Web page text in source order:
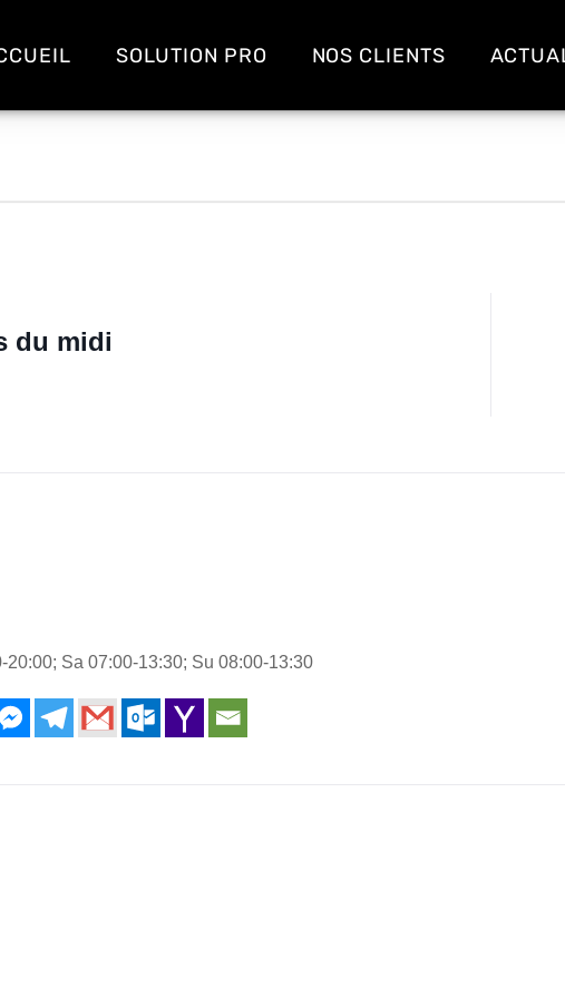
SOLUTION PRO NOS CLIENTS
du midi
20:00; Sa 07:00-13:30; Su 08:00-13:30